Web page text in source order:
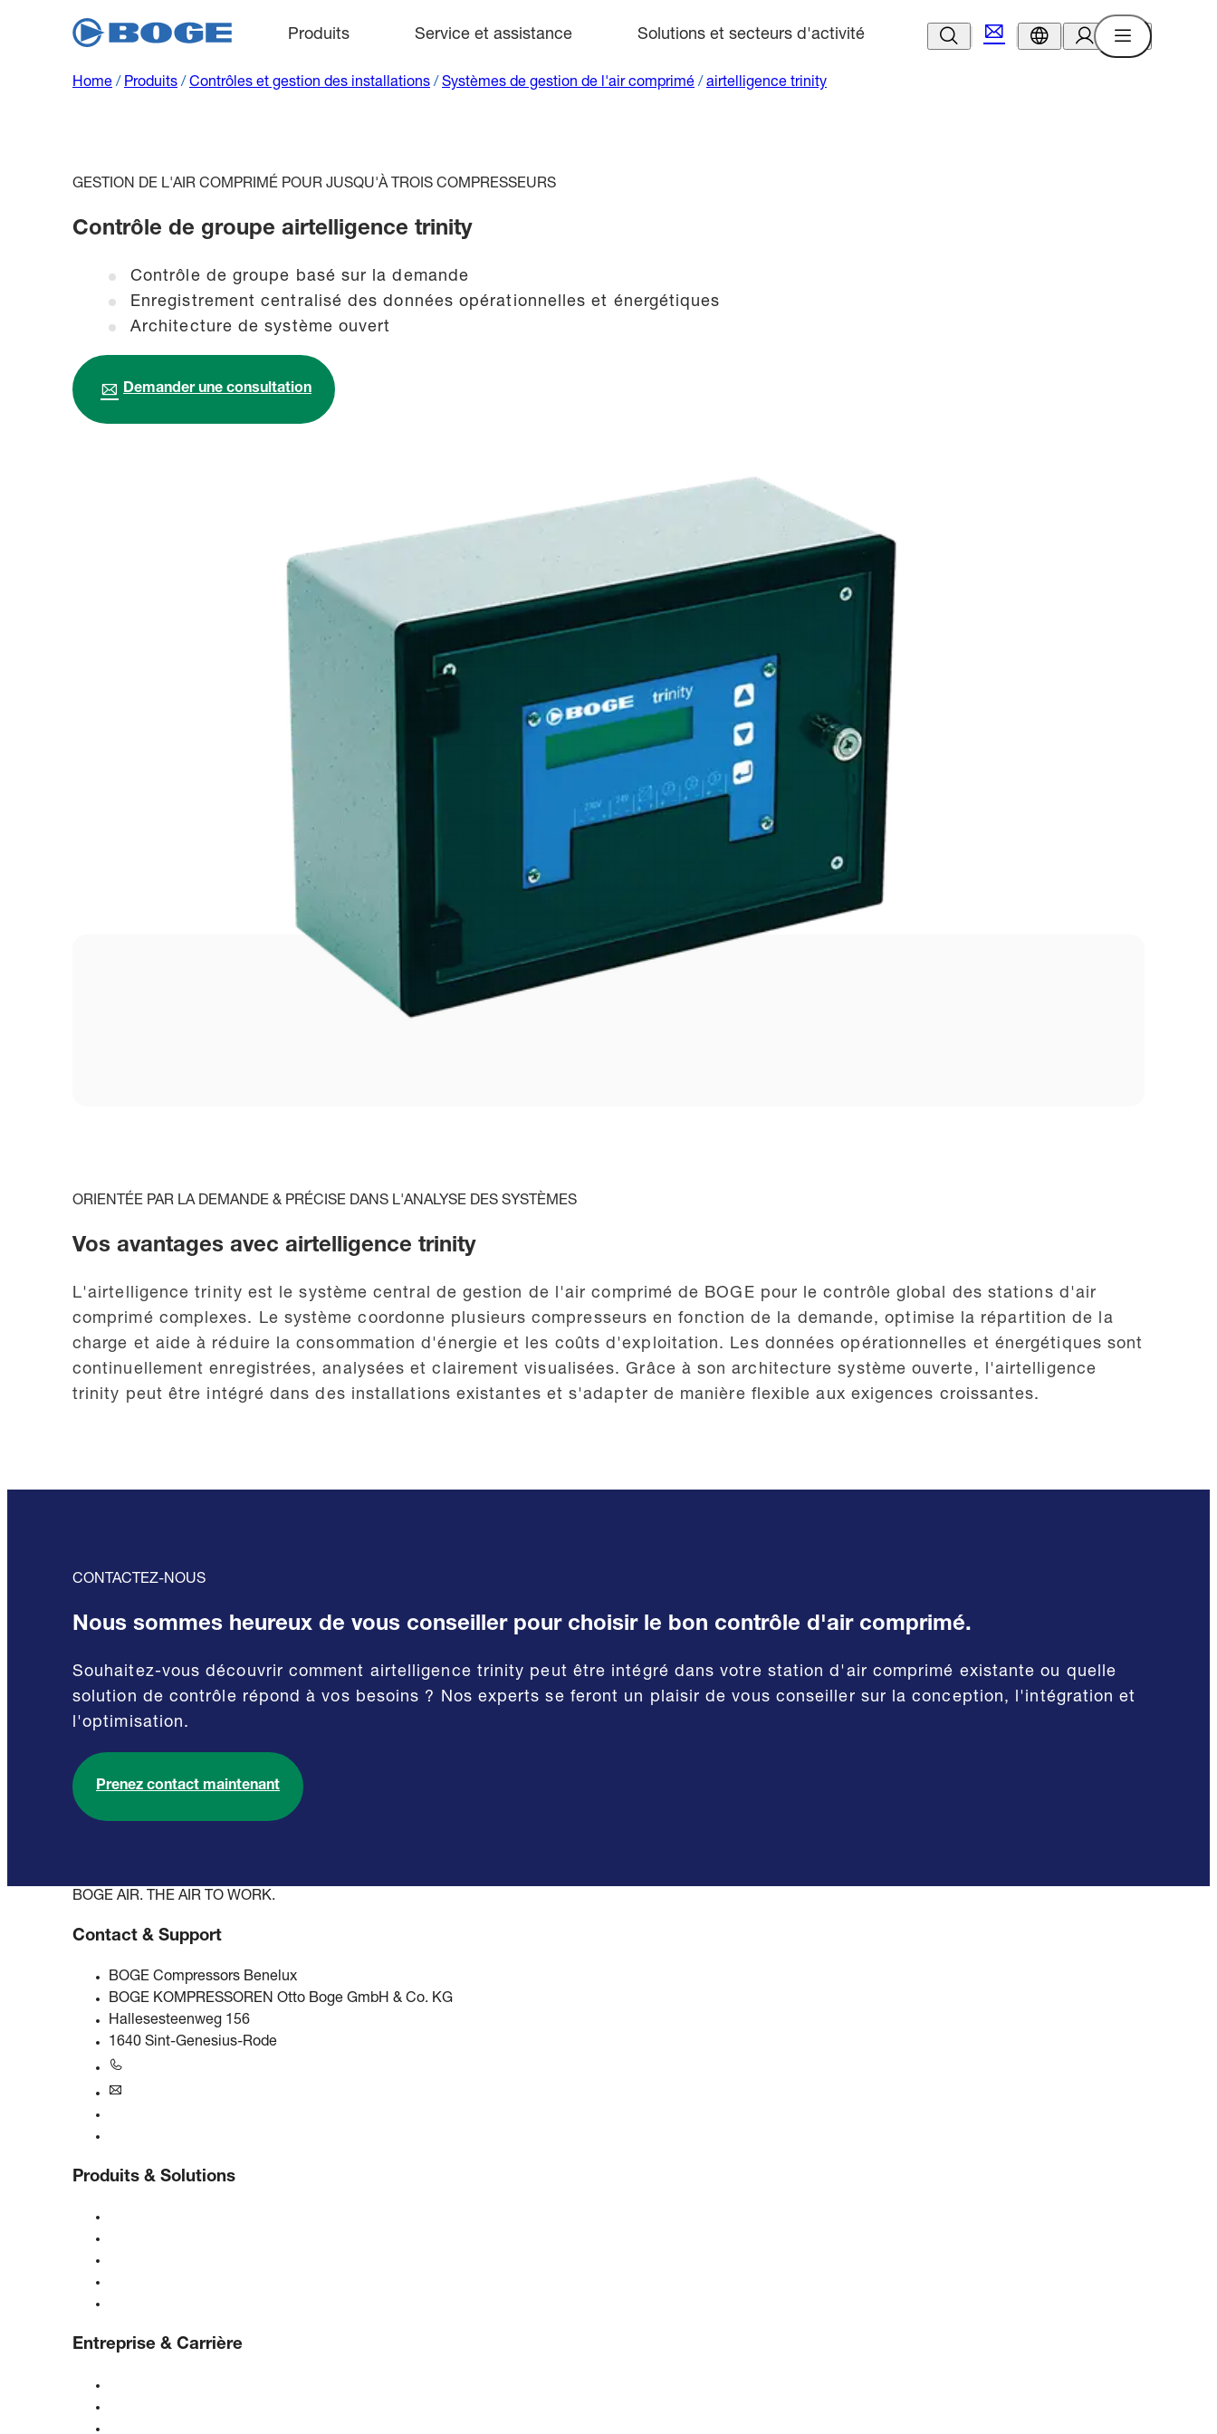
Produits Service et assistance Solutions et secteurs d'activité
Home / Produits / Contrôles et gestion des installations / Systèmes de gestion de l'air comprimé / airtelligence trinity
GESTION DE L'AIR COMPRIMÉ POUR JUSQU'À TROIS COMPRESSEURS
Contrôle de groupe airtelligence trinity
Contrôle de groupe basé sur la demande
Enregistrement centralisé des données opérationnelles et énergétiques
Architecture de système ouvert
Demander une consultation
ORIENTÉE PAR LA DEMANDE & PRÉCISE DANS L'ANALYSE DES SYSTÈMES
Vos avantages avec airtelligence trinity
L'airtelligence trinity est le système central de gestion de l'air comprimé de BOGE pour le contrôle global des stations d'air
comprimé complexes. Le système coordonne plusieurs compresseurs en fonction de la demande, optimise la répartition de la
charge et aide à réduire la consommation d'énergie et les coûts d'exploitation. Les données opérationnelles et énergétiques sont
continuellement enregistrées, analysées et clairement visualisées. Grâce à son architecture système ouverte, l'airtelligence
trinity peut être intégré dans des installations existantes et s'adapter de manière flexible aux exigences croissantes.
CONTACTEZ-NOUS
Nous sommes heureux de vous conseiller pour choisir le bon contrôle d'air comprimé.
Souhaitez-vous découvrir comment airtelligence trinity peut être intégré dans votre station d'air comprimé existante ou quelle
solution de contrôle répond à vos besoins ? Nos experts se feront un plaisir de vous conseiller sur la conception, l'intégration et
l'optimisation.
Prenez contact maintenant
BOGE AIR. THE AIR TO WORK.
Contact & Support
BOGE Compressors Benelux
BOGE KOMPRESSOREN Otto Boge GmbH & Co. KG
Hallesesteenweg 156
1640 Sint-Genesius-Rode
Produits & Solutions
Entreprise & Carrière